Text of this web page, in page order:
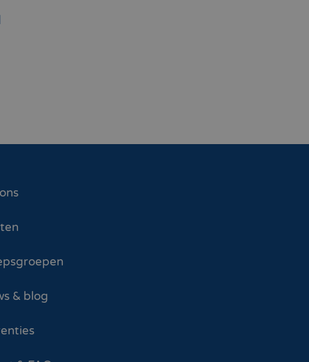
& blog